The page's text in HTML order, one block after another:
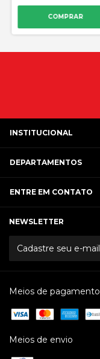
INSTITUCIONAL
DEPARTAMENTOS
ENTRE EM CONTATO
NEWSLETTER
Meios de pagamento
Meios de envio